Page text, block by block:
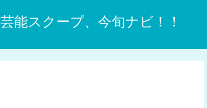
芸能スクープ、今旬ナビ！！